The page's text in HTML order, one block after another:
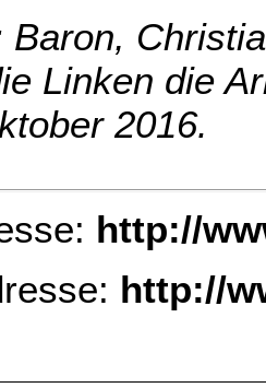
Baron,
Linken die
2016.
http://
http://